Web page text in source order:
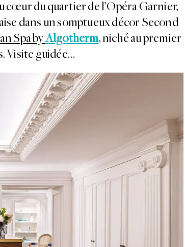
cœur du quartier de l’Opéra Garnier,
dans un somptueux décor Second
Spa byAlgotherm, niché au premier
Visite guidée…